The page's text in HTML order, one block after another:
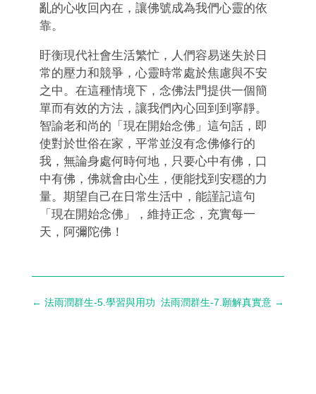
亂的心收回內在，讓佛號成為我們心靈的依
靠。
盱衡現代社會生活繁忙，人們容易迷失於日
常的壓力和競爭，心靈時常處於焦慮與不安
之中。在這種情境下，念佛法門提供一個簡
單而有效的方法，讓我們內心回到到寧靜。
智諭老和尚的「現在開始念佛」這句話，即
使對於世俗在家，平常並沒有念佛修行的
我，無論身處何時何地，只要心中有佛，口
中有佛，佛就會由心生，便能找到安穩的力
量。期望自己在日常生活中，能謹記這句
「現在開始念佛」，維持正念，充實每一
天，阿彌陀佛！
← 法雨潤群生-5.學習與用功 法雨潤群生-7.願解真實意 →